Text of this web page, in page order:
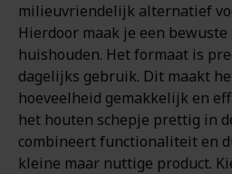
milieuvriendelijk alternatief
Hierdoor maak je een
huishouden. Het formaat is
dagelijks gebruik. Dit maakt
hoeveelheid gemakkelijk en
het houten schepje prettig in
combineert functionaliteit en
kleine maar nuttige product.